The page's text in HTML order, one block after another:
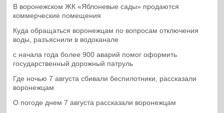
В воронежском ЖК «Яблоневые сады» продаются
коммерческие помещения
Куда обращаться воронежцам по вопросам отключения
воды, разъяснили в водоканале
с начала года более 900 аварий помог оформить
государственный дорожный патруль
Где ночью 7 августа сбивали беспилотники, рассказали
воронежцам
О погоде днем 7 августа рассказали воронежцам